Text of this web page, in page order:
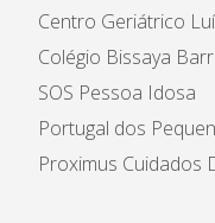
Centro Geriátrico
Colégio Bissaya
SOS Pessoa Idosa
Portugal dos
Proximus Cuidados